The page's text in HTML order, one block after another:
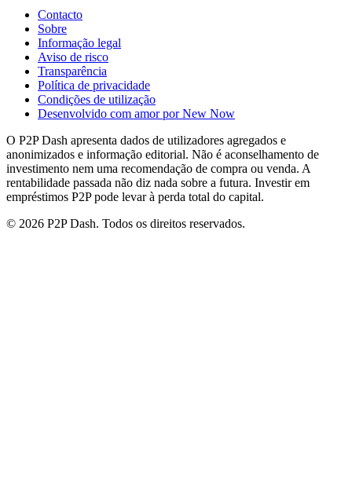
Contacto
Sobre
Informação legal
Aviso de risco
Transparência
Política de privacidade
Condições de utilização
Desenvolvido com amor por New Now
O P2P Dash apresenta dados de utilizadores agregados e
anonimizados e informação editorial. Não é aconselhamento de
investimento nem uma recomendação de compra ou venda. A
rentabilidade passada não diz nada sobre a futura. Investir em
empréstimos P2P pode levar à perda total do capital.
© 2026 P2P Dash. Todos os direitos reservados.